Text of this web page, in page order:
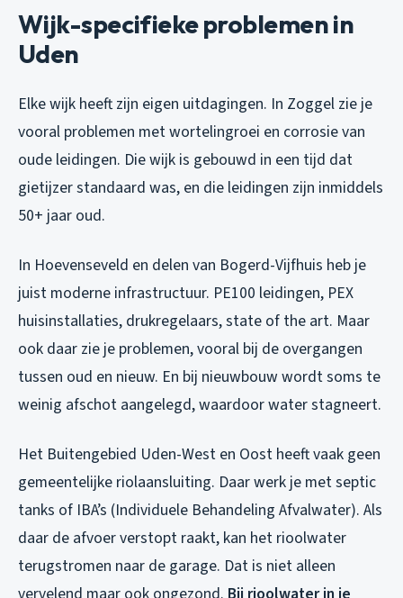
Wijk-specifieke problemen in
Uden
Elke wijk heeft zijn eigen uitdagingen. In Zoggel zie je
vooral problemen met wortelingroei en corrosie van
oude leidingen. Die wijk is gebouwd in een tijd dat
gietijzer standaard was, en die leidingen zijn inmiddels
50+ jaar oud.
In Hoevenseveld en delen van Bogerd-Vijfhuis heb je
juist moderne infrastructuur. PE100 leidingen, PEX
huisinstallaties, drukregelaars, state of the art. Maar
ook daar zie je problemen, vooral bij de overgangen
tussen oud en nieuw. En bij nieuwbouw wordt soms te
weinig afschot aangelegd, waardoor water stagneert.
Het Buitengebied Uden-West en Oost heeft vaak geen
gemeentelijke riolaansluiting. Daar werk je met septic
tanks of IBA’s (Individuele Behandeling Afvalwater). Als
daar de afvoer verstopt raakt, kan het rioolwater
terugstromen naar de garage. Dat is niet alleen